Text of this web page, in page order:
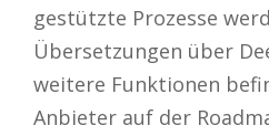
gestützte Prozesse
Übersetzungen über
weitere Funktionen
Anbieter auf der